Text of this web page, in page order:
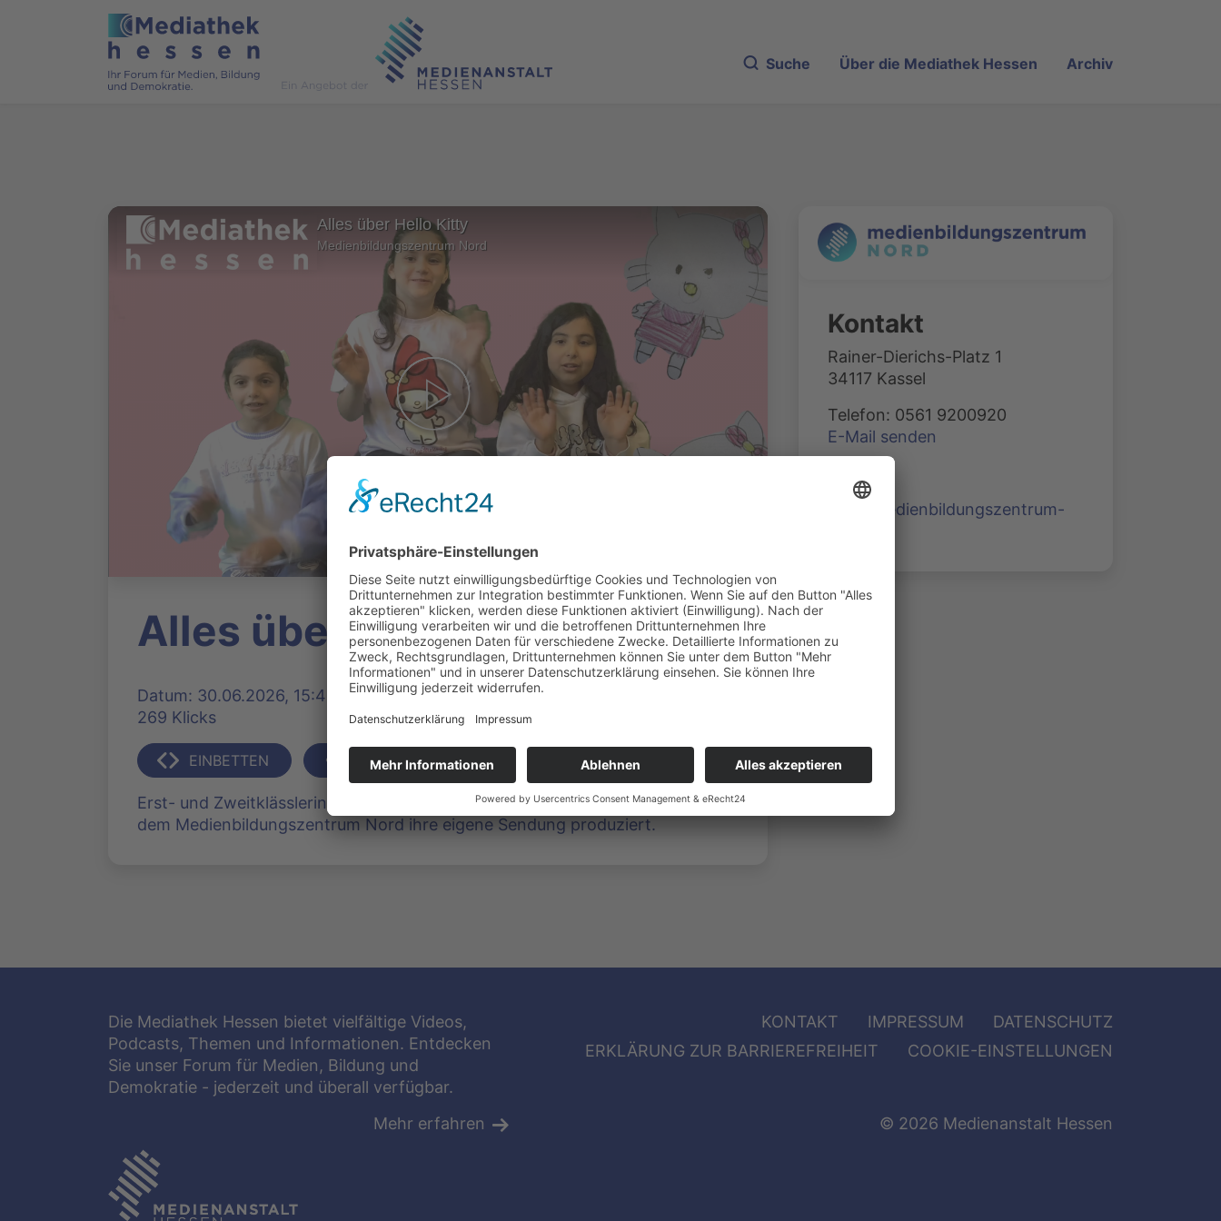
Suche Über die Mediathek Hessen Archiv
Alles über Hello Kitty
Medienbildungszentrum Nord
Alles über Hello Kitty
Datum: 30.06.2026, 15:45 Uhr | Produziert: Medienbildungszentrum Nord |
269 Klicks
EINBETTEN TEILEN
Erst- und Zweitklässlerinnen der Schule Am Wall haben in Kooperation mit
dem Medienbildungszentrum Nord ihre eigene Sendung produziert.
Kontakt
Rainer-Dierichs-Platz 1
34117 Kassel
Telefon: 0561 9200920
E-Mail senden
www.medienbildungszentrum-
Die Mediathek Hessen bietet vielfältige Videos,
Podcasts, Themen und Informationen. Entdecken
Sie unser Forum für Medien, Bildung und
Demokratie - jederzeit und überall verfügbar.
Mehr erfahren
KONTAKT IMPRESSUM
DATENSCHUTZ
ERKLÄRUNG ZUR BARRIEREFREIHEIT
COOKIE-EINSTELLUNGEN
© 2026 Medienanstalt Hessen